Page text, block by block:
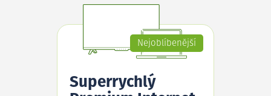
Nejoblíbenější
Superrychlý